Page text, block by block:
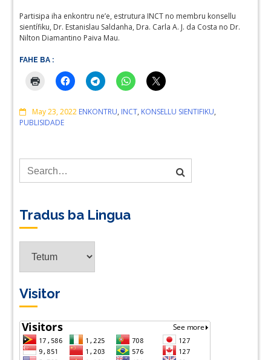
Partisipa iha enkontru ne’e, estrutura INCT no membru konsellu
sientífiku, Dr. Estanislau Saldanha, Dra. Carla A. J. da Costa no Dr.
Nilton Diamantino Paiva Mau.
FAHE BA :
May 23, 2022 Comments
ENKONTRU, INCT, KONSELLU SIENTIFIKU,
PUBLISIDADE
Tradus ba Lingua
Visitor